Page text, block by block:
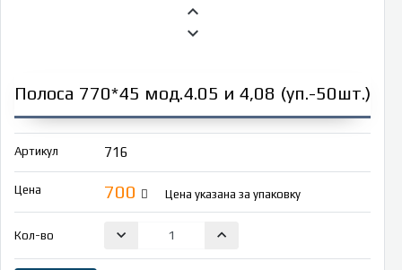
keyboard_arrow_up
keyboard_arrow_down
Полоса 770*45 мод.4.05 и 4,08 (уп.-50шт.)
Артикул 716
Цена 700 Цена указана за упаковку
Кол-во keyboard_arrow_down keyboard_arrow_up